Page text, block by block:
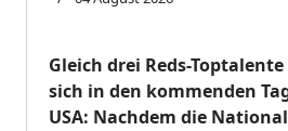
Gleich drei Reds-
sich in den kommenden
USA: Nachdem die